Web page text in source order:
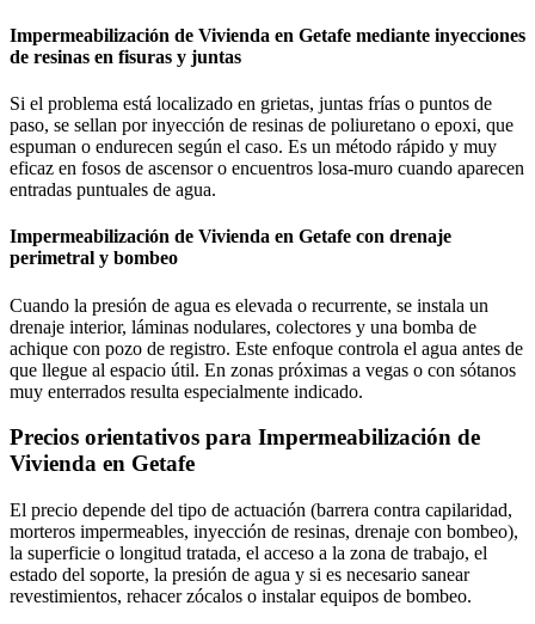
Impermeabilización de Vivienda en Getafe mediante inyecciones
de resinas en fisuras y juntas
Si el problema está localizado en grietas, juntas frías o puntos de
paso, se sellan por inyección de resinas de poliuretano o epoxi, que
espuman o endurecen según el caso. Es un método rápido y muy
eficaz en fosos de ascensor o encuentros losa-muro cuando aparecen
entradas puntuales de agua.
Impermeabilización de Vivienda en Getafe con drenaje
perimetral y bombeo
Cuando la presión de agua es elevada o recurrente, se instala un
drenaje interior, láminas nodulares, colectores y una bomba de
achique con pozo de registro. Este enfoque controla el agua antes de
que llegue al espacio útil. En zonas próximas a vegas o con sótanos
muy enterrados resulta especialmente indicado.
Precios orientativos para Impermeabilización de
Vivienda en Getafe
El precio depende del tipo de actuación (barrera contra capilaridad,
morteros impermeables, inyección de resinas, drenaje con bombeo),
la superficie o longitud tratada, el acceso a la zona de trabajo, el
estado del soporte, la presión de agua y si es necesario sanear
revestimientos, rehacer zócalos o instalar equipos de bombeo.